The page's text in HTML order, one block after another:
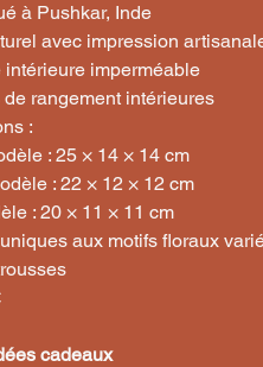
à Pushkar, Inde
avec impression
intérieure imperméable
rangement intérieures
:
: 25 × 14 × 14 cm
: 22 × 12 × 12 cm
: 20 × 11 × 11 cm
aux motifs floraux
cadeaux